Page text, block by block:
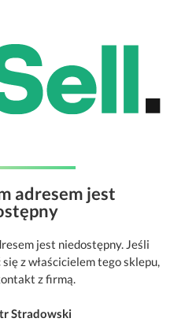
adresem jest
jest niedostępny. Jeśli
z właścicielem tego sklepu,
z firmą.
Stradowski